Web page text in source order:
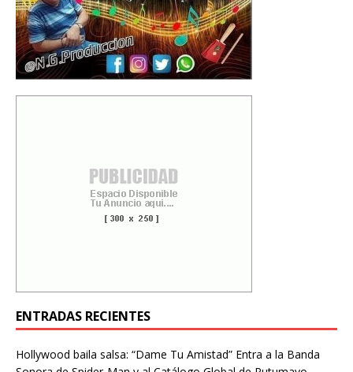
ENTRADAS RECIENTES
Hollywood baila salsa: “Dame Tu Amistad” Entra a la Banda